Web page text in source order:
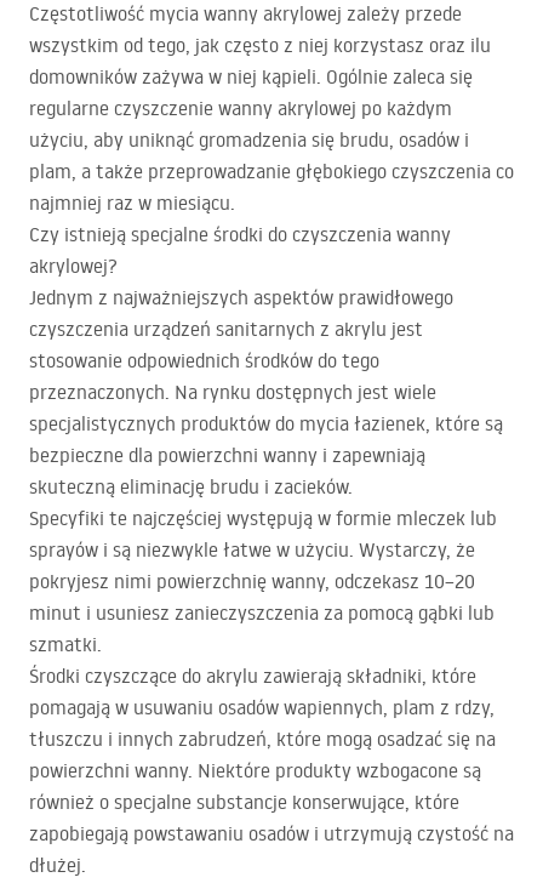
Częstotliwość mycia wanny akrylowej zależy przede
wszystkim od tego, jak często z niej korzystasz oraz ilu
domowników zażywa w niej kąpieli. Ogólnie zaleca się
regularne czyszczenie wanny akrylowej po każdym
użyciu, aby uniknąć gromadzenia się brudu, osadów i
plam, a także przeprowadzanie głębokiego czyszczenia co
najmniej raz w miesiącu.
Czy istnieją specjalne środki do czyszczenia wanny
akrylowej?
Jednym z najważniejszych aspektów prawidłowego
czyszczenia urządzeń sanitarnych z akrylu jest
stosowanie odpowiednich środków do tego
przeznaczonych. Na rynku dostępnych jest wiele
specjalistycznych produktów do mycia łazienek, które są
bezpieczne dla powierzchni wanny i zapewniają
skuteczną eliminację brudu i zacieków.
Specyfiki te najczęściej występują w formie mleczek lub
sprayów i są niezwykle łatwe w użyciu. Wystarczy, że
pokryjesz nimi powierzchnię wanny, odczekasz 10–20
minut i usuniesz zanieczyszczenia za pomocą gąbki lub
szmatki.
Środki czyszczące do akrylu zawierają składniki, które
pomagają w usuwaniu osadów wapiennych, plam z rdzy,
tłuszczu i innych zabrudzeń, które mogą osadzać się na
powierzchni wanny. Niektóre produkty wzbogacone są
również o specjalne substancje konserwujące, które
zapobiegają powstawaniu osadów i utrzymują czystość na
dłużej.